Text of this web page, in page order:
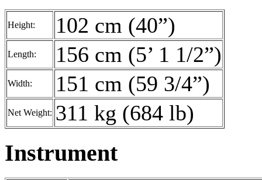
Height: 102 cm (40”)
Length: 156 cm (5’ 1 1/2”)
Width: 151 cm (59 3/4”)
Net Weight: 311 kg (684 lb)
Instrument